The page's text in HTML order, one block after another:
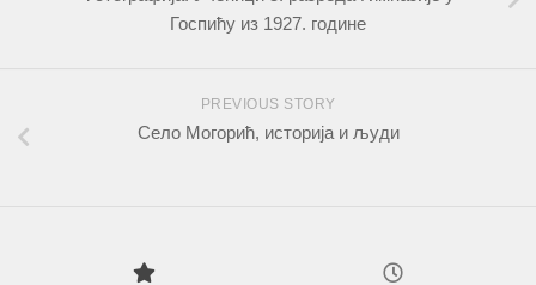
Госпићу из 1927. године
PREVIOUS STORY
Село Могорић, историја и људи